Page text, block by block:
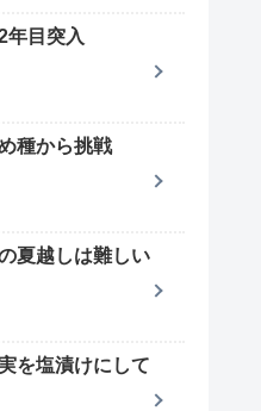
年目突入
種から挑戦
夏越しは難しい
を塩漬けにして